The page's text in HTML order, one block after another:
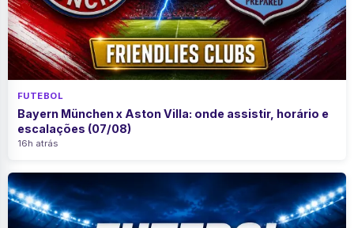
FUTEBOL
Bayern München x Aston Villa: onde assistir, horário e
escalações (07/08)
16h atrás